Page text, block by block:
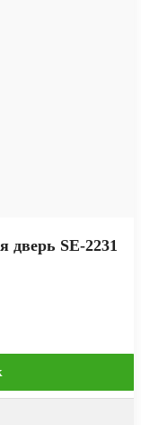
дверь SE-2231